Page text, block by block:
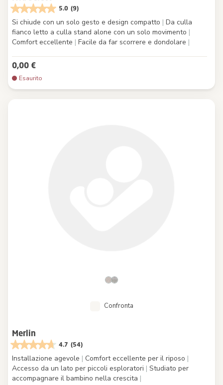
5.0 (9)
Si chiude con un solo gesto e design compatto | Da culla
fianco letto a culla stand alone con un solo movimento |
Comfort eccellente | Facile da far scorrere e dondolare |
0,00 €
Esaurito
Confronta
Merlin
4.7 (54)
Installazione agevole | Comfort eccellente per il riposo |
Accesso da un lato per piccoli esploratori | Studiato per
accompagnare il bambino nella crescita |